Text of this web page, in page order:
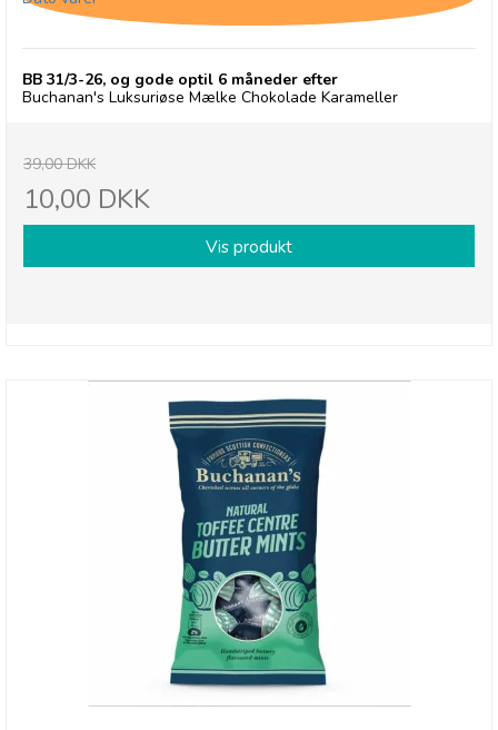
BB 31/3-26, og gode optil 6 måneder efter
Buchanan's Luksuriøse Mælke Chokolade Karameller
39,00 DKK
10,00 DKK
Vis produkt